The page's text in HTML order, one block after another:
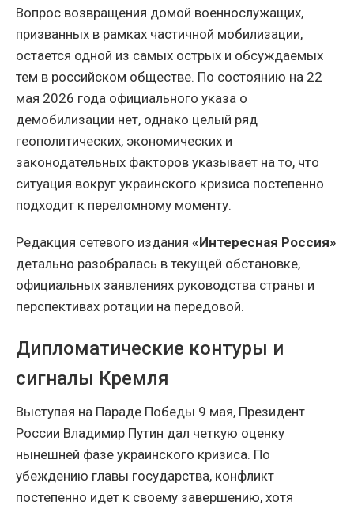
Вопрос возвращения домой военнослужащих,
призванных в рамках частичной мобилизации,
остается одной из самых острых и обсуждаемых
тем в российском обществе. По состоянию на 22
мая 2026 года официального указа о
демобилизации нет, однако целый ряд
геополитических, экономических и
законодательных факторов указывает на то, что
ситуация вокруг украинского кризиса постепенно
подходит к переломному моменту.
Редакция сетевого издания «Интересная Россия»
детально разобралась в текущей обстановке,
официальных заявлениях руководства страны и
перспективах ротации на передовой.
Дипломатические контуры и
сигналы Кремля
Выступая на Параде Победы 9 мая, Президент
России Владимир Путин дал четкую оценку
нынешней фазе украинского кризиса. По
убеждению главы государства, конфликт
постепенно идет к своему завершению, хотя